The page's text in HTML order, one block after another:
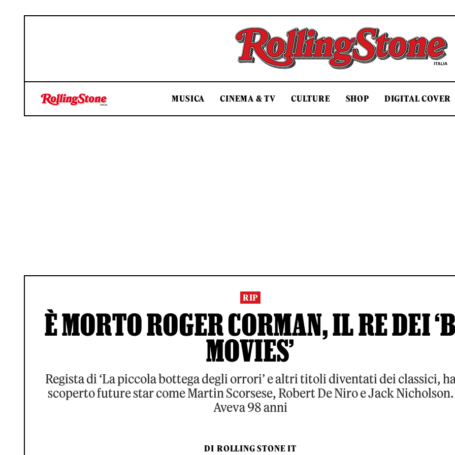
Rolling Stone Italia
MUSICA CINEMA & TV CULTURE SHOP DIGITAL COVER
RIP
È MORTO ROGER CORMAN, IL RE DEI
MOVIES’
Regista di ‘La piccola bottega degli orrori’ e altri titoli diventati dei classici,
scoperto future star come Martin Scorsese, Robert De Niro e Jack Nicholson.
Aveva 98 anni
DI ROLLING STONE IT